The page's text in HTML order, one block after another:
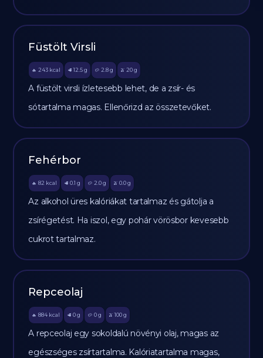
Füstölt Virsli
🔥 243 kcal 🥩 12.5 g 🥔 2.8g 🫒 20 g
A füstölt virsli ízletesebb lehet, de a zsír- és
sótartalma magas. Ellenőrizd az összetevőket.
Fehérbor
🔥 82 kcal 🥩 0.1 g 🥔 2.0g 🫒 0.0 g
Az alkohol üres kalóriákat tartalmaz és gátolja a
zsírégetést. Ha iszol, egy pohár vörösbor kevesebb
cukrot tartalmaz.
Repceolaj
🔥 884 kcal 🥩 0 g 🥔 0g 🫒 100 g
A repceolaj egy sokoldalú növényi olaj, magas az
egészséges zsírtartalma. Kalóriatartalma magas,